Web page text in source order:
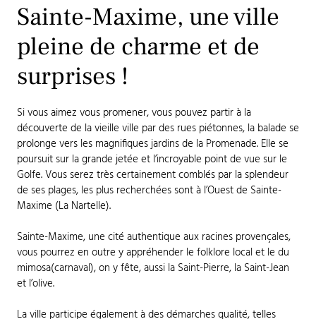
Sainte-Maxime, une ville
pleine de charme et de
surprises !
Si vous aimez vous promener, vous pouvez partir à la
découverte de la vieille ville par des rues piétonnes, la balade se
prolonge vers les magnifiques jardins de la Promenade. Elle se
poursuit sur la grande jetée et l’incroyable point de vue sur le
Golfe. Vous serez très certainement comblés par la splendeur
de ses plages, les plus recherchées sont à l’Ouest de Sainte-
Maxime (La Nartelle).
Sainte-Maxime, une cité authentique aux racines provençales,
vous pourrez en outre y appréhender le folklore local et le du
mimosa(carnaval), on y fête, aussi la Saint-Pierre, la Saint-Jean
et l’olive.
La ville participe également à des démarches qualité, telles